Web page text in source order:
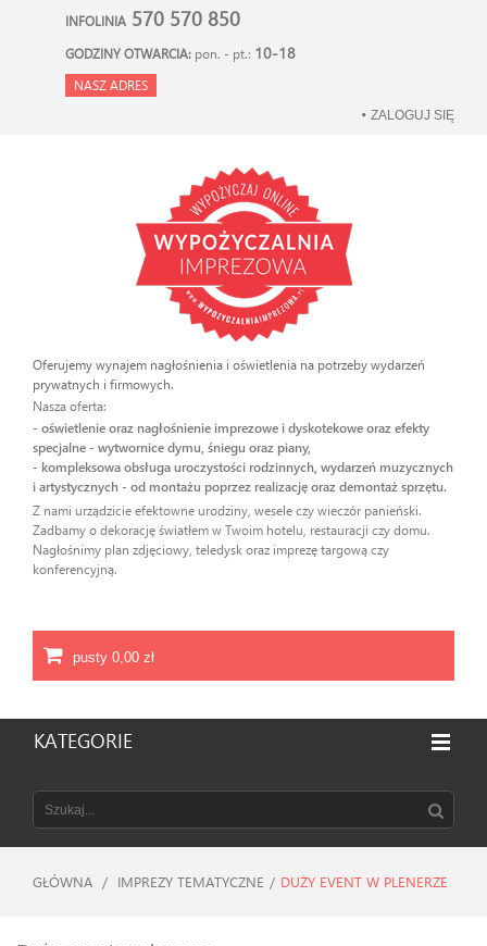
INFOLINIA 570 570 850
GODZINY OTWARCIA: pon. - pt.: 10-18
NASZ ADRES
ZALOGUJ SIĘ
Oferujemy wynajem nagłośnienia i oświetlenia na potrzeby wydarzeń
prywatnych i firmowych.
Nasza oferta:
- oświetlenie oraz nagłośnienie imprezowe i dyskotekowe oraz efekty
specjalne - wytwornice dymu, śniegu oraz piany,
- kompleksowa obsługa uroczystości rodzinnych, wydarzeń muzycznych
i artystycznych - od montażu poprzez realizację oraz demontaż sprzętu.
Z nami urządzicie efektowne urodziny, wesele czy wieczór panieński.
Zadbamy o dekorację światłem w Twoim hotelu, restauracji czy domu.
Nagłośnimy plan zdjęciowy, teledysk oraz imprezę targową czy
konferencyjną.
pusty 0,00 zł
KATEGORIE
GŁÓWNA / IMPREZY TEMATYCZNE / DUŻY EVENT W PLENERZE